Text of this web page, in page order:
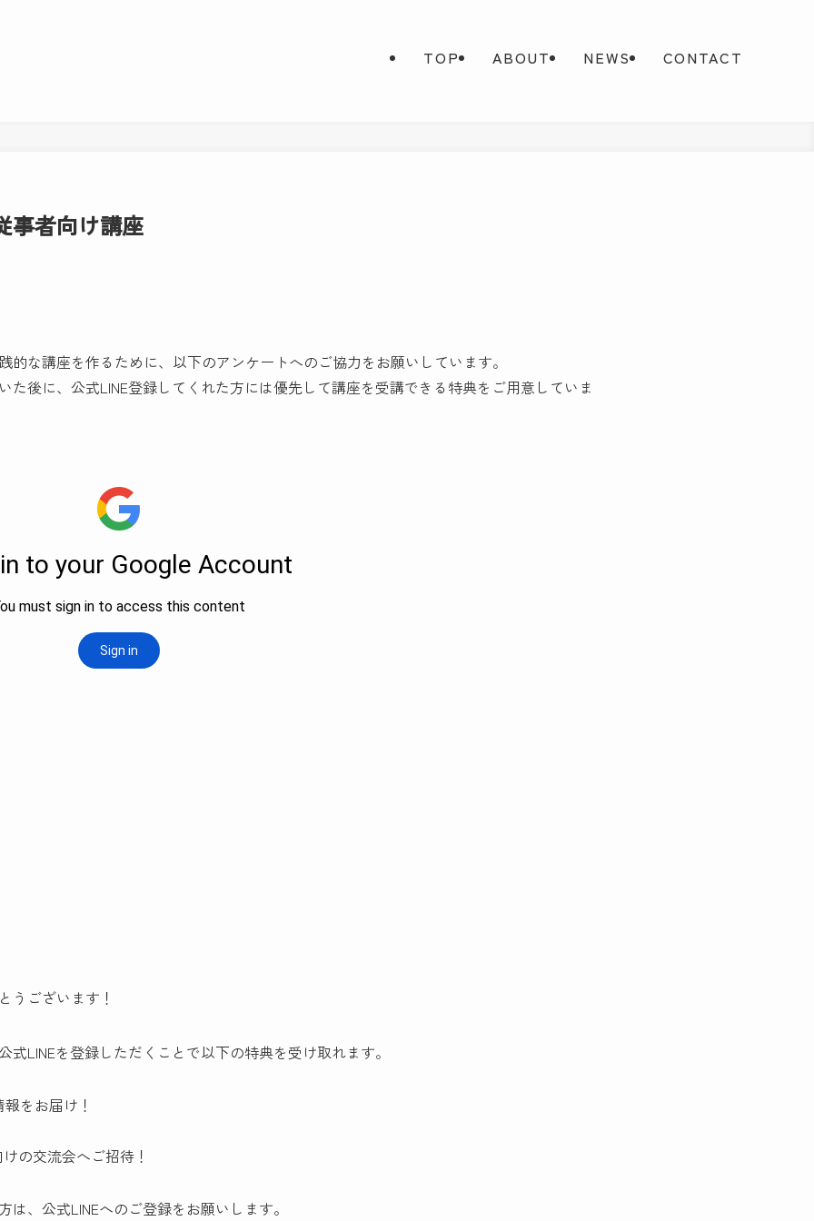
TOP ABOUT NEWS CONTACT
事者向け講座
的な講座を作るために、以下のアンケートへのご協力をお願いしています。
後に、公式LINE登録してくれた方には優先して講座を受講できる特典をご用意していま
うございます！
LINEを登録しただくことで以下の特典を受け取れます。
をお届け！
の交流会へご招待！
、公式LINEへのご登録をお願いします。